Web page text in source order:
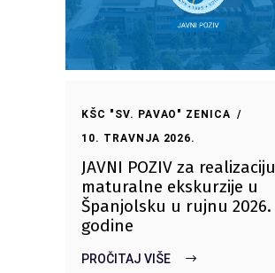
KŠC "SV. PAVAO" ZENICA
10. TRAVNJA 2026.
JAVNI POZIV za realizaciju
maturalne ekskurzije u
Španjolsku u rujnu 2026.
godine
PROČITAJ VIŠE